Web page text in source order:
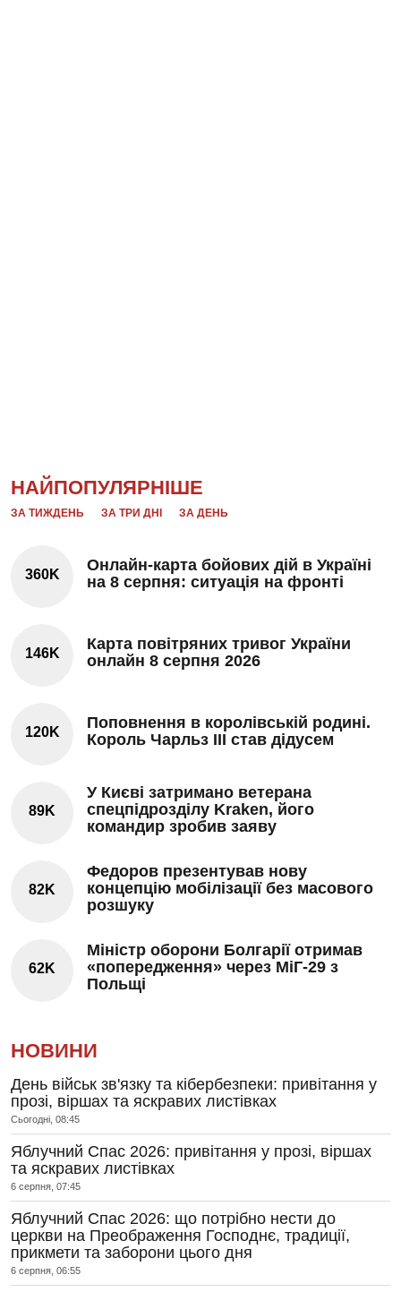
НАЙПОПУЛЯРНІШЕ
ЗА ТИЖДЕНЬ ЗА ТРИ ДНІ ЗА ДЕНЬ
360K
Онлайн-карта бойових дій в Україні
на 8 серпня: ситуація на фронті
146K
Карта повітряних тривог України
онлайн 8 серпня 2026
120K
Поповнення в королівській родині.
Король Чарльз III став дідусем
89K
У Києві затримано ветерана
спецпідрозділу Kraken, його
командир зробив заяву
82K
Федоров презентував нову
концепцію мобілізації без масового
розшуку
62K
Міністр оборони Болгарії отримав
«попередження» через МіГ-29 з
Польщі
НОВИНИ
День військ зв'язку та кібербезпеки: привітання у
прозі, віршах та яскравих листівках
Сьогодні, 08:45
Яблучний Спас 2026: привітання у прозі, віршах
та яскравих листівках
6 серпня, 07:45
Яблучний Спас 2026: що потрібно нести до
церкви на Преображення Господнє, традиції,
прикмети та заборони цього дня
6 серпня, 06:55